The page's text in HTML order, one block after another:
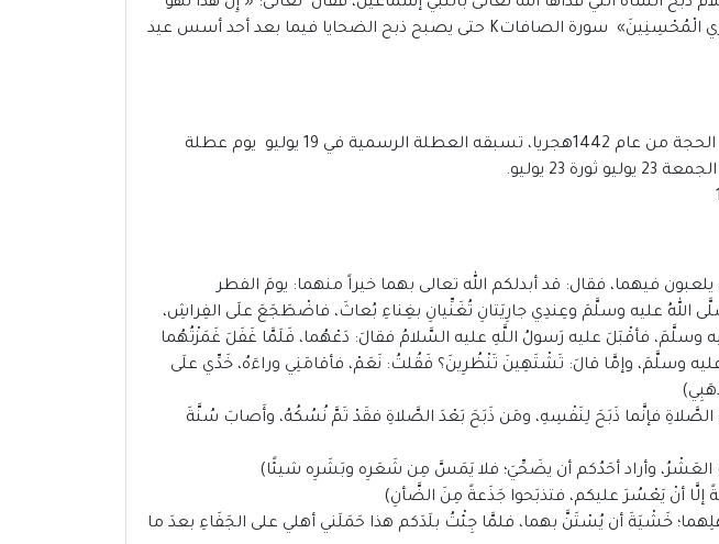
الشاة التي فداها الله تعالى بالنبي إسماعيل، فقال تعالى: « إِنَّ هَٰذَا لَهُوَ
الْبَلَاءُ الْمُبِينُ وَفَدَيْنَاهُ بِذِبْحٍ عَظِيمٍ وَتَرَكْنَا عَلَيْهِ فِي الْآخِرِينَ سَلَامٌ عَلَىٰ إِبْرَاهِيمَ كَذَٰلِكَ نَجْزِي الْمُحْسِنِينَ» سورة الصافاتK حتى يصبح ذبح الضحايا فيما بعد أحد أسس عيد
من المنتظر أن يصادف موعد عيد الأضحى 2021 يوم 20 يوليو أي في العاشر من شهر ذي الحجة من عام 1442هجريا، تسبقه العطلة الرسمية في 19 يوليو يوم عطلة
فيهما، فقال: قد أبدلكم الله تعالى بهما خيراً منهما: يومَ الفطر
صَلَّى اللهُ عليه وسلَّمَ وعِندِي جارِيَتانِ تُغَنِّيانِ بغِناءِ بُعاثَ، فاضْطَجَعَ علَى الفِراشِ،
وسلَّمَ، فأقْبَلَ عليه رَسولُ اللَّهِ عليه السَّلامُ فقالَ: دَعْهُما، فَلَمَّا غَفَلَ غَمَزْتُهُما
وسلَّمَ، وإمَّا قالَ: تَشْتَهِينَ تَنْظُرِينَ؟ فَقُلتُ: نَعَمْ، فأقامَنِي وراءَهُ، خَدِّي علَى
فإنَّما ذَبَحَ لِنَفْسِهِ، ومَن ذَبَحَ بَعْدَ الصَّلاةِ فقَدْ تَمَّ نُسُكُهُ، وأَصابَ سُنَّةَ
العَشْرُ، وأراد أحَدُكم أن يضَحِّيَ؛ فلا يَمَسَّ مِن شَعَرِه وبَشَرِه شيئًا)
إلَّا أنْ يَعْسُرَ عليكم، فتذبَحوا جَذَعةً مِنَ الضَّأنِ)
خَشْيَةَ أن يُسْتَنَّ بهما، فلمَّا جِئْتُ بلَدَكم هذا حَمَلَني أهلي على الجَفَاءِ بعدَ ما